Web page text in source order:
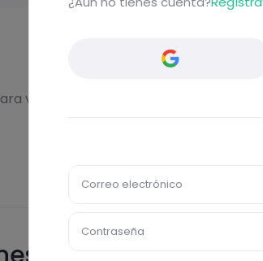
Desbloquear
ver la información nutricional de las
Correo electrónico
Contraseña